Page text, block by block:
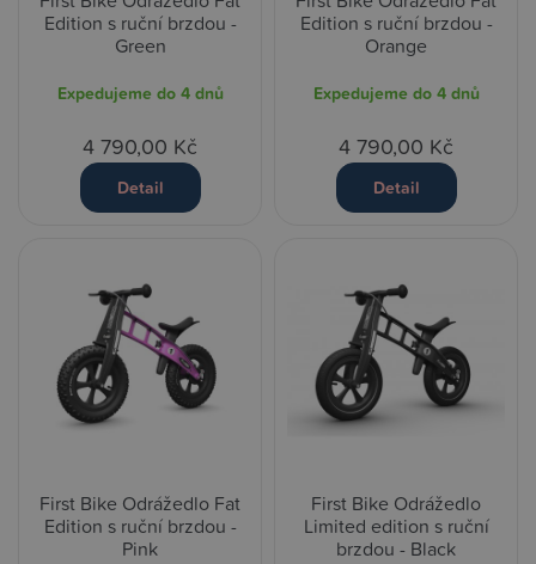
Edition s ruční brzdou -
Green
Expedujeme do 4 dnů
4 790,00 Kč
Detail
Edition s ruční brzdou -
Orange
Expedujeme do 4 dnů
4 790,00 Kč
Detail
First Bike Odrážedlo Fat
Edition s ruční brzdou -
Pink
First Bike Odrážedlo
Limited edition s ruční
brzdou - Black